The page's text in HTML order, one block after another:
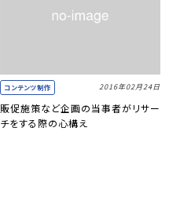
コンテンツ制作 2016年02月24日
販促施策など企画の当事者がリサー
チをする際の心構え